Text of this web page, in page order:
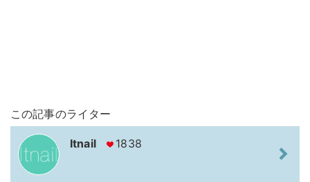
この記事のライター
Itnail 1838